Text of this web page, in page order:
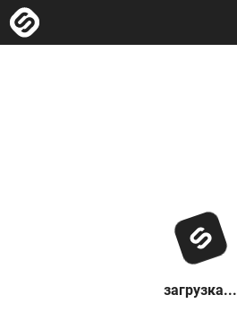
загрузка...